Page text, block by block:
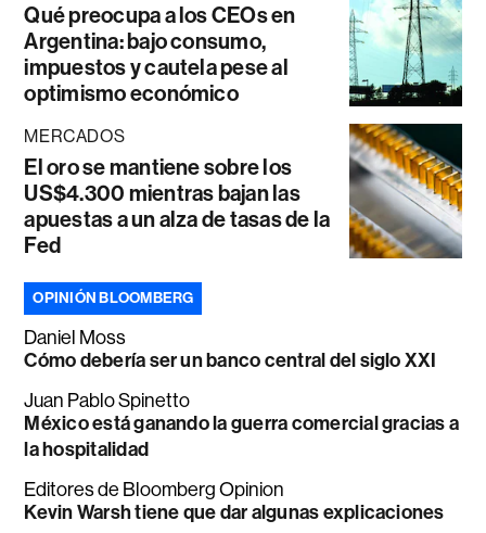
Qué preocupa a los CEOs en
Argentina: bajo consumo,
impuestos y cautela pese al
optimismo económico
MERCADOS
El oro se mantiene sobre los
US$4.300 mientras bajan las
apuestas a un alza de tasas de la
Fed
OPINIÓN BLOOMBERG
Daniel Moss
Cómo debería ser un banco central del siglo XXI
Juan Pablo Spinetto
México está ganando la guerra comercial gracias a
la hospitalidad
Editores de Bloomberg Opinion
Kevin Warsh tiene que dar algunas explicaciones